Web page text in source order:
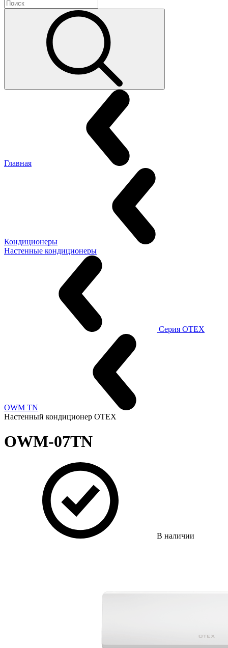
Главная
Кондиционеры
Настенные кондиционеры
Серия OTEX
OWM TN
Настенный кондиционер OTEX
OWM-07TN
В наличии